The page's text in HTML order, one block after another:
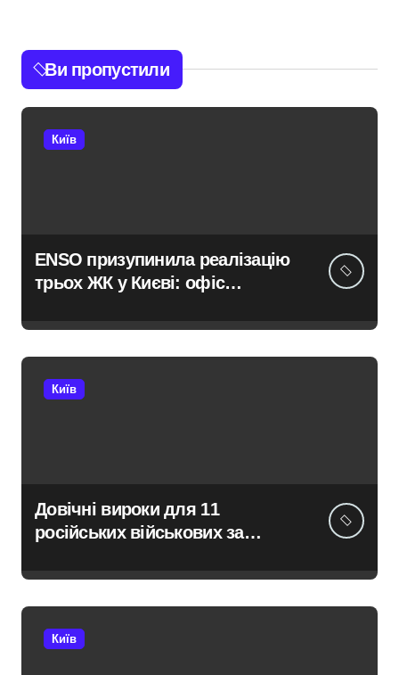
Ви пропустили
Київ
ENSO призупинила реалізацію
трьох ЖК у Києві: офіс
керівник покинув місто
Київ
Довічні вироки для 11
російських військових за
Київщині
Київ